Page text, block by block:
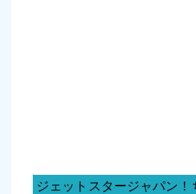
ジェットスタージャパン